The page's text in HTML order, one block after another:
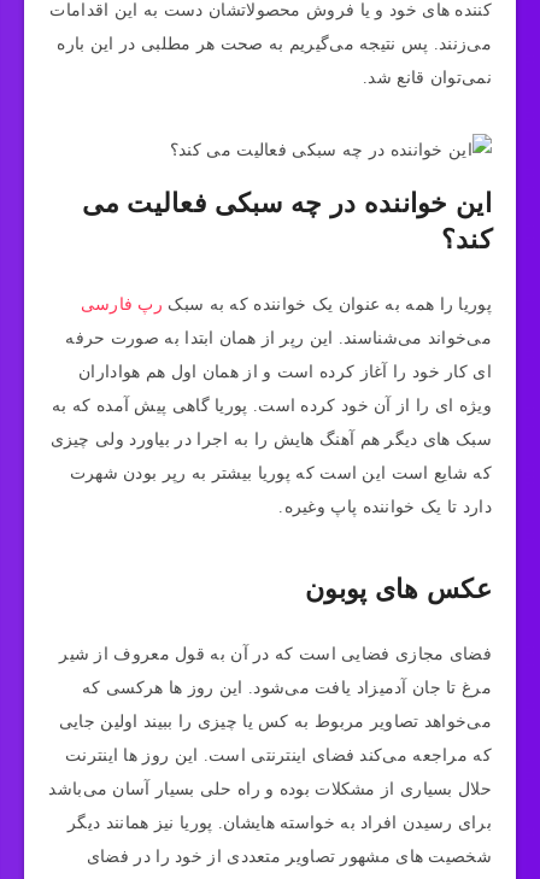
کننده های خود و یا فروش محصولاتشان دست به این اقدامات
می‌زنند. پس نتیجه می‌گیریم به صحت هر مطلبی در این باره
نمی‌توان قانع شد.
این خواننده در چه سبکی فعالیت می
کند؟
پوریا را همه به عنوان یک خواننده که به سبک رپ فارسی
می‌خواند می‌شناسند. این رپر از همان ابتدا به صورت حرفه
ای کار خود را آغاز کرده است و از همان اول هم هواداران
ویژه ای را از آن خود کرده است. پوریا گاهی پیش آمده که به
سبک های دیگر هم آهنگ هایش را به اجرا در بیاورد ولی چیزی
که شایع است این است که پوریا بیشتر به رپر بودن شهرت
دارد تا یک خواننده پاپ وغیره.
عکس های پوبون
فضای مجازی فضایی است که در آن به قول معروف از شیر
مرغ تا جان آدمیزاد یافت می‌شود. این روز ها هرکسی که
می‌خواهد تصاویر مربوط به کس یا چیزی را ببیند اولین جایی
که مراجعه می‌‎کند فضای اینترنتی است. این روز ها اینترنت
حلال بسیاری از مشکلات بوده و راه حلی بسیار آسان می‌باشد
برای رسیدن افراد به خواسته هایشان. پوریا نیز همانند دیگر
شخصیت های مشهور تصاویر متعددی از خود را در فضای